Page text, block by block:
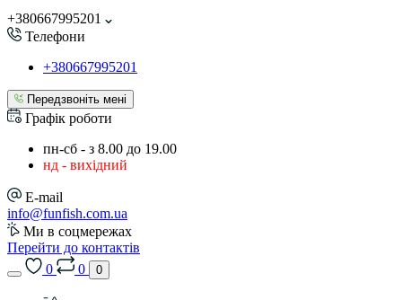
+380667995201
Телефони
+380667995201
Передзвоніть мені
Графік роботи
пн-сб - з 8.00 до 19.00
нд - вихідний
E-mail
info@funfish.com.ua
Ми в соцмережах
Перейти до контактів
0
0 0